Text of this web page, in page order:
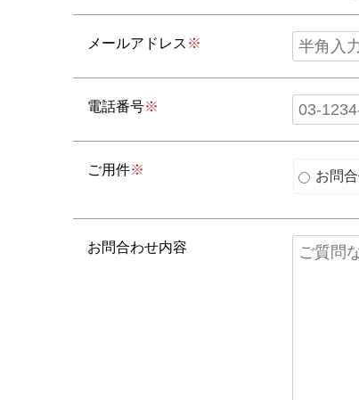
メールアドレス ※
電話番号※
ご用件※ お問
お問合わせ内容